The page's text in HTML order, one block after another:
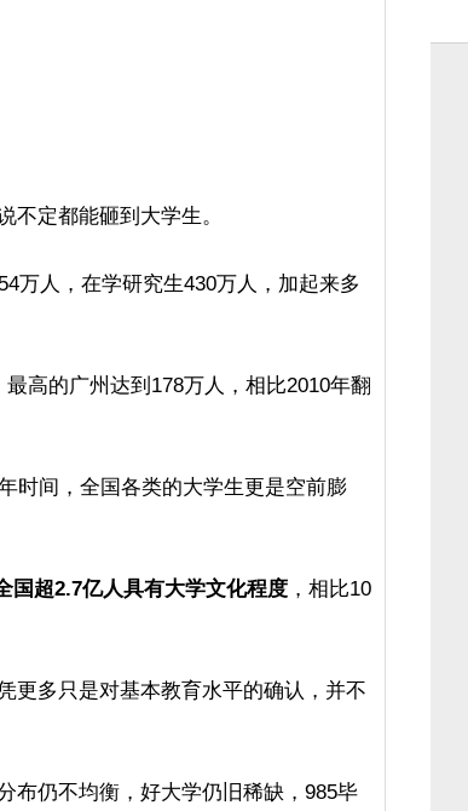
不定都能砸到大学生。
万人，在学研究生430万人，加起来多
高的广州达到178万人，相比2010年翻
时间，全国各类的大学生更是空前膨
国超2.7亿人具有大学文化程度 ，相比10
更多只是对基本教育水平的确认，并不
布仍不均衡，好大学仍旧稀缺，985毕